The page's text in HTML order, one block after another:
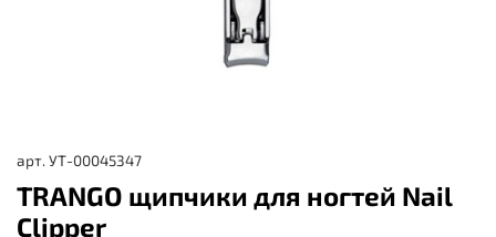
арт. УТ-00045347
TRANGO щипчики для ногтей Nail
Clipper